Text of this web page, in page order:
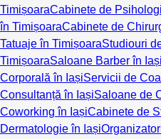
TimișoaraCabinete de
în TimișoaraCabinete de
Tatuaje în TimișoaraStudiouri
TimișoaraSaloane Barber în Iași
Corporală în IașiServicii de
Consultanță în IașiSaloane de
Coworking în IașiCabinete de
Dermatologie în Iași